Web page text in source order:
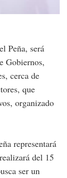
Peña, será
Gobiernos,
cerca de
que
organizado
representará
del 15
ser un